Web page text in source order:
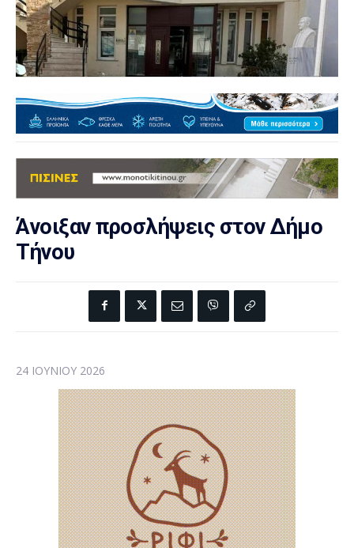
Άνοιξαν προσλήψεις στον Δήμο
Τήνου
24 ΙΟΥΝΊΟΥ 2026